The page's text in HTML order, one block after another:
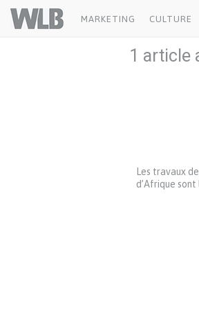
Welovebuzz
MARKETING CULTURE
1 article
Les travaux
d’Afrique sont